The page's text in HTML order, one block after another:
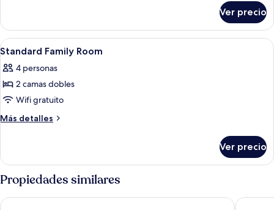
Room
Ocean
Family
Room
Ver precio
Abrir
todas
las
fotos
de
Standard
Escritorio, cortinas blackout y
4
Standard Family Room
4 personas
2 camas dobles
Wifi gratuito
Más detalles
Más
Family
Room
Ver precio
Propiedades similares
M-Stay Hotel Jeju